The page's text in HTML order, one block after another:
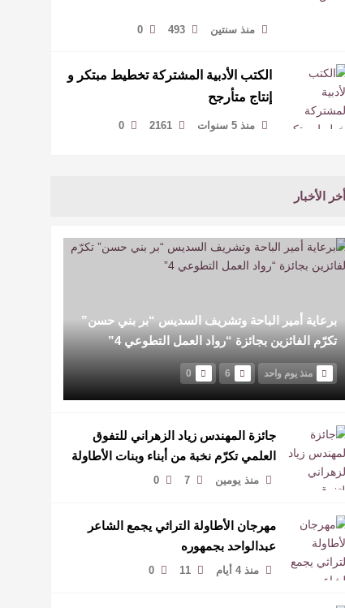
منذ سنتين 493
0
الكتب الأدبية المشتركة تخطيط مبتكر و
إنتاج متأرجح
منذ 5 سنوات 2161
0
أخر الأخبار
برعاية أمير الباحة وتشريف السديس “بر بني حسن”
تكرّم الفائزين بجائزة “رواد العمل التطوعي 4”
منذ يوم واحد 6
0
جائزة المهندس زياد الزهراني للتفوق
العلمي تكرّم نخبة من أبناء وبنات الأطاولة
منذ يومين 7
0
مهرجان الأطاولة التراثي يجمع الشاعر
عبدالواحد بجمهوره
منذ 4 أيام 11
0